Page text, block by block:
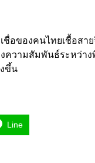
อของคนไทยเชื้อสา
ความสัมพันธ์ระหว่า
ขึ้น
Line